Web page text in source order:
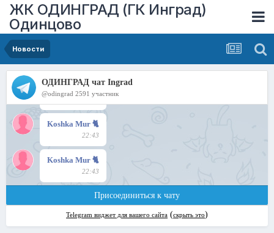
ЖК ОДИНГРАД (ГК Инград)
Одинцово
Новости